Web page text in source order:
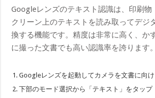
Googleレンズのテキスト認識は、印刷物
クリーン上のテキストを読み取ってデジ
換する機能です。精度は非常に高く、か
に撮った文書でも高い認識率を誇ります。
Googleレンズを起動してカメラを文書に向
下部のモード選択から「テキスト」をタップ